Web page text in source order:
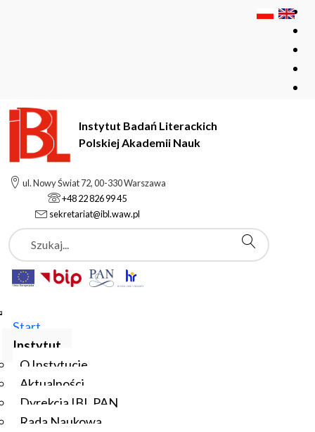
Instytut Badań Literackich
Polskiej Akademii Nauk
ul. Nowy Świat 72, 00-330 Warszawa
+48 22 826 99 45
sekretariat@ibl.waw.pl
Szukaj
Start
Instytut
O Instytucie
Aktualności
Dyrekcja IBL PAN
Rada Naukowa
Instytut Badań Literackich Polskiej Akademii Nauk
Pracownicy
Gabriela Manista
Gabriela Manista